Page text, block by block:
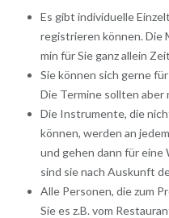
Es gibt individuelle
registrieren können. Die
min für Sie ganz allein
Sie können sich gerne
Die Termine sollten
Die Instrumente, die
können, werden an
und gehen dann für eine
sind sie nach Auskunft
Alle Personen, die zum
Sie es z.B. vom